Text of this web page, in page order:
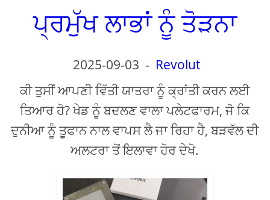
ਪ੍ਰਮੁੱਖ ਲਾਭਾਂ ਨੂੰ ਤੋੜਨਾ
2025-09-03 - Revolut
ਕੀ ਤੁਸੀਂ ਆਪਣੀ ਵਿੱਤੀ ਯਾਤਰਾ ਨੂੰ ਕ੍ਰਾਂਤੀ ਕਰਨ ਲਈ
ਤਿਆਰ ਹੋ? ਖੇਡ ਨੂੰ ਬਦਲਣ ਵਾਲਾ ਪਲੇਟਫਾਰਮ, ਜੋ ਕਿ
ਦੁਨੀਆ ਨੂੰ ਤੂਫਾਨ ਨਾਲ ਵਾਪਸ ਲੈ ਜਾ ਰਿਹਾ ਹੈ, ਬੜਵੱਲ ਦੀ
ਅਲਟਰਾ ਤੋਂ ਇਲਾਵਾ ਹੋਰ ਦੇਖੋ.